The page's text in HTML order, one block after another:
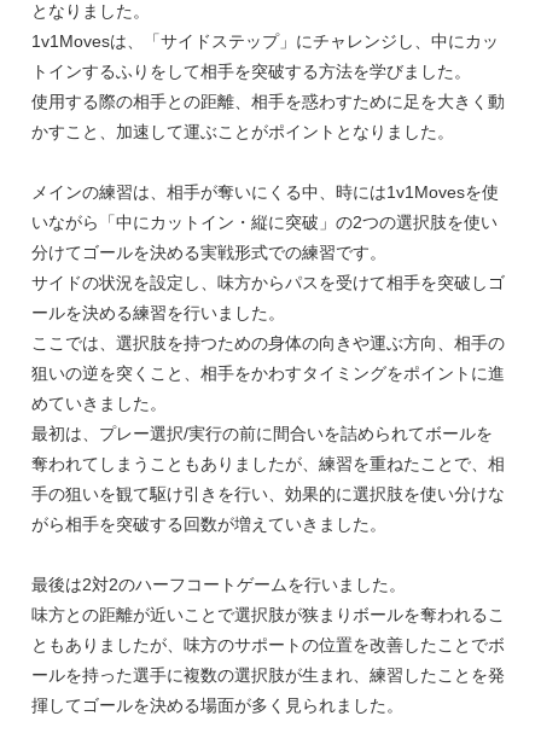
となりました。
1v1Movesは、「サイドステップ」にチャレンジし、中にカッ
トインするふりをして相手を突破する方法を学びました。
使用する際の相手との距離、相手を惑わすために足を大きく動
かすこと、加速して運ぶことがポイントとなりました。
メインの練習は、相手が奪いにくる中、時には1v1Movesを使
いながら「中にカットイン・縦に突破」の2つの選択肢を使い
分けてゴールを決める実戦形式での練習です。
サイドの状況を設定し、味方からパスを受けて相手を突破しゴ
ールを決める練習を行いました。
ここでは、選択肢を持つための身体の向きや運ぶ方向、相手の
狙いの逆を突くこと、相手をかわすタイミングをポイントに進
めていきました。
最初は、プレー選択/実行の前に間合いを詰められてボールを
奪われてしまうこともありましたが、練習を重ねたことで、相
手の狙いを観て駆け引きを行い、効果的に選択肢を使い分けな
がら相手を突破する回数が増えていきました。
最後は2対2のハーフコートゲームを行いました。
味方との距離が近いことで選択肢が狭まりボールを奪われるこ
ともありましたが、味方のサポートの位置を改善したことでボ
ールを持った選手に複数の選択肢が生まれ、練習したことを発
揮してゴールを決める場面が多く見られました。